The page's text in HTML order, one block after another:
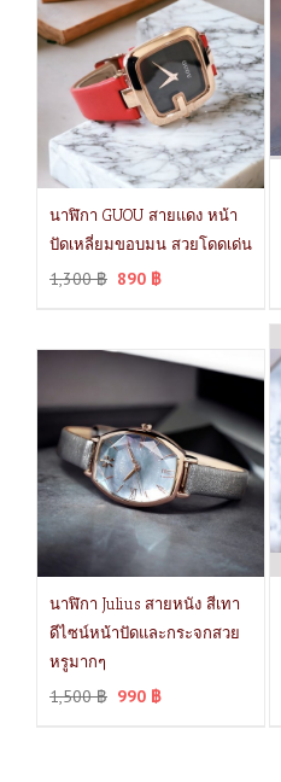
นาฬิกา GUOU สายแดง หน้า
ปัดเหลี่ยมขอบมน สวยโดดเด่น
1,300฿ 890 ฿
นาฬิกา Julius สายหนัง สีเทา
ดีไซน์หน้าปัดและกระจกสวย
หรูมากๆ
1,500฿ 990 ฿